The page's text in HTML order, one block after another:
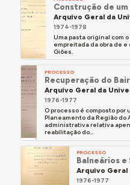
Construção de
Arquivo Geral da
1974-1978
Uma pasta original com
empreitada da obra de
Giões.
PROCESSO
Recuperação do
Arquivo Geral da
1976-1977
O processo é composto por
Planeamento da Região do
administrativa relativa
reabilitação do...
PROCESSO
Balneários e
Arquivo Geral
1976-1977